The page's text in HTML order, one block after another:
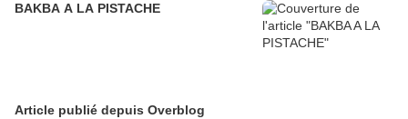
BAKBA A LA PISTACHE
Article publié depuis Overblog